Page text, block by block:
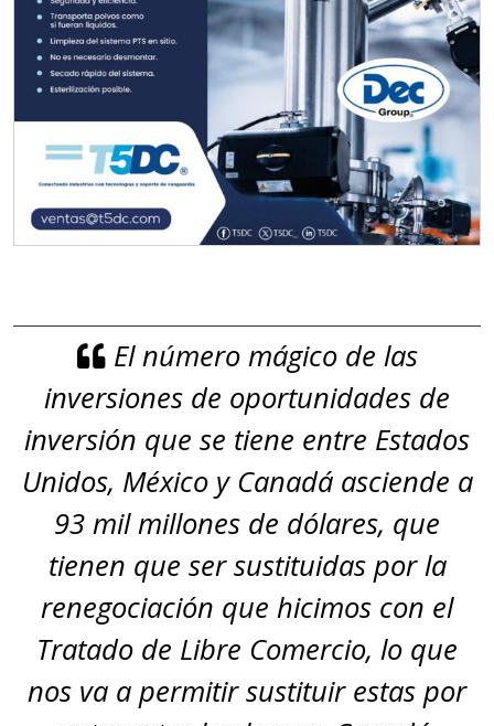
El número mágico de las
inversiones de oportunidades de
inversión que se tiene entre Estados
Unidos, México y Canadá asciende a
93 mil millones de dólares, que
tienen que ser sustituidas por la
renegociación que hicimos con el
Tratado de Libre Comercio, lo que
nos va a permitir sustituir estas por